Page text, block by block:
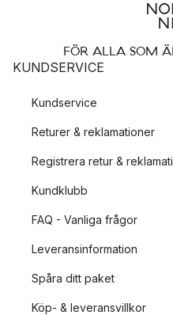
FÖR ALLA SOM
KUNDSERVICE
Kundservice
Returer & reklamationer
Registrera retur &
Kundklubb
FAQ - Vanliga frågor
Leveransinformation
Spåra ditt paket
Köp- & leveransvillkor